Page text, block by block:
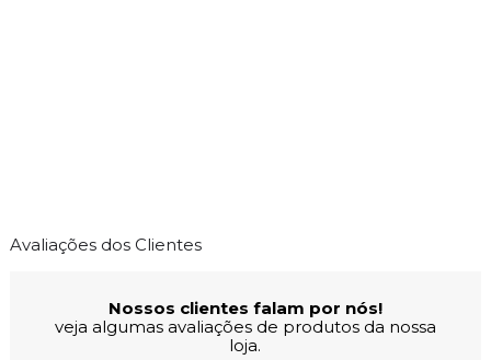
Avaliações dos Clientes
Nossos clientes falam por nós!
veja algumas avaliações de produtos da nossa
loja.